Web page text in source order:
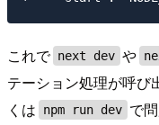
これで next dev や
テーション処理が呼び
くは
npm run dev で